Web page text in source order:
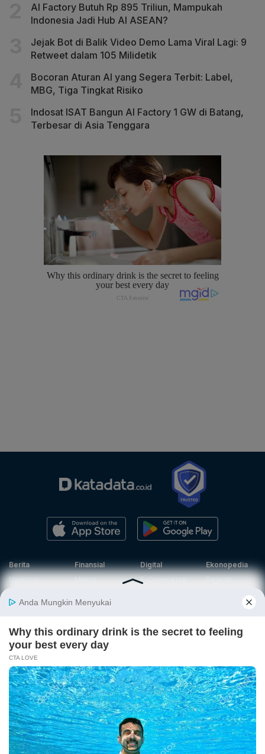
AI Factory Butuh Rp 895 Triliun, Mampukah
Indonesia Jadi Hub AI ASEAN?
Jejak Bot di Balik Video Demo Lama Viral Lagi: 9
Retweet dalam 105 Milidetik
Bocoran Aturan AI yang Segera Terbit: Label,
MBG, Tiga Tingkat Risiko
Indosat ISAT Bangun AI Factory 1 GW di Batang,
Terbesar di Asia Tenggara
Berita
Nasional
Internasional
Finansial
Makro
Bursa
Digital
E-Commerce
Teknologi
Ekonopedia
Sejarah
Ekonomi
Ekonomi
Hijau
Energi Baru
Ekonomi
Sirkular
Investasi
Hijau
Jurnalisme
Infografik
Analisis
Cek Data
Telaah
Opini
Wawancara
Laporan
Khusus
Wawancara
Katalogue
Foto
Podcast
Info
Indeks